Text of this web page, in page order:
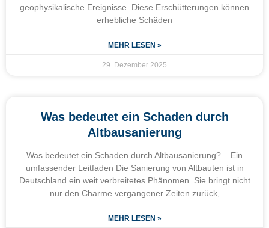
geophysikalische Ereignisse. Diese Erschütterungen können
erhebliche Schäden
MEHR LESEN »
29. Dezember 2025
Was bedeutet ein Schaden durch
Altbausanierung
Was bedeutet ein Schaden durch Altbausanierung? – Ein
umfassender Leitfaden Die Sanierung von Altbauten ist in
Deutschland ein weit verbreitetes Phänomen. Sie bringt nicht
nur den Charme vergangener Zeiten zurück,
MEHR LESEN »